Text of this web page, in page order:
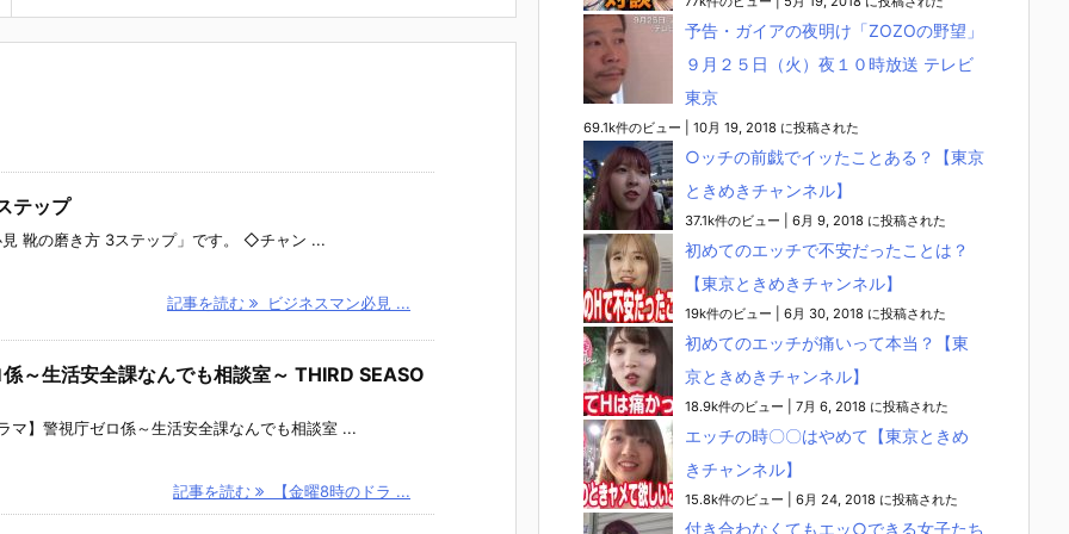
テップ
靴の磨き方 3ステップ」です。 ◇チャン ...
記事を読む ビジネスマン必見 ...
～生活安全課なんでも相談室～ THIRD SEASO
マ】警視庁ゼロ係～生活安全課なんでも相談室 ...
記事を読む 【金曜8時のドラ ...
予告・ガイアの夜明け「ZOZOの野望」
９月２５日（火）夜１０時放送 テレビ
東京
69.1k件のビュー 10月 19, 2018 に投稿された
○ッチの前戯でイッたことある？【東京
ときめきチャンネル】
37.1k件のビュー 6月 9, 2018 に投稿された
初めてのエッチで不安だったことは？
【東京ときめきチャンネル】
19k件のビュー 6月 30, 2018 に投稿された
初めてのエッチが痛いって本当？【東
京ときめきチャンネル】
18.9k件のビュー 7月 6, 2018 に投稿された
エッチの時〇〇はやめて【東京ときめ
きチャンネル】
15.8k件のビュー 6月 24, 2018 に投稿された
付き合わなくてもエッ○できる女子たち